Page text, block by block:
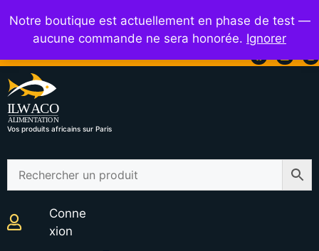
Notre boutique est actuellement en phase de test —
aucune commande ne sera honorée. Ignorer
Vos produits africains sur Paris
Conne
xion